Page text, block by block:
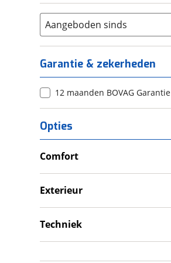
Aangeboden sinds
Garantie & zekerheden
12 maanden BOVAG Garantie
Opties
Comfort
Televisie
Wasruimte met toilet
Exterieur
Luifel
Techniek